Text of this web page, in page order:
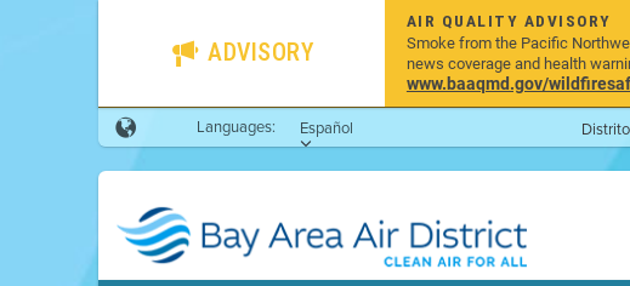
ADVISORY
AIR QUALITY ADVISORY
Smoke from the Pacific
news coverage and health
www.baaqmd.gov/
Languages: Español